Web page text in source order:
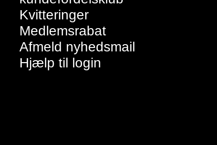
Kvitteringer
Medlemsrabat
Afmeld nyhedsmail
Hjælp til login